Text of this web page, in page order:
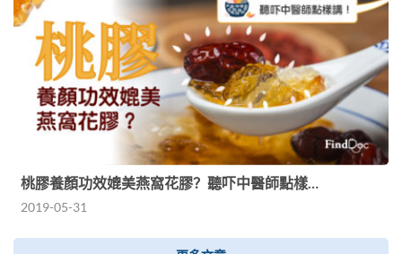
桃膠養顏功效媲美燕窩花膠？聽吓中醫師點樣…
2019-05-31